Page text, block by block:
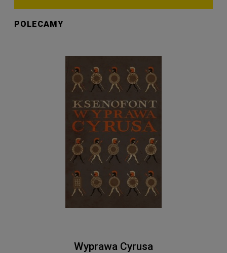
POLECAMY
Wyprawa Cyrusa